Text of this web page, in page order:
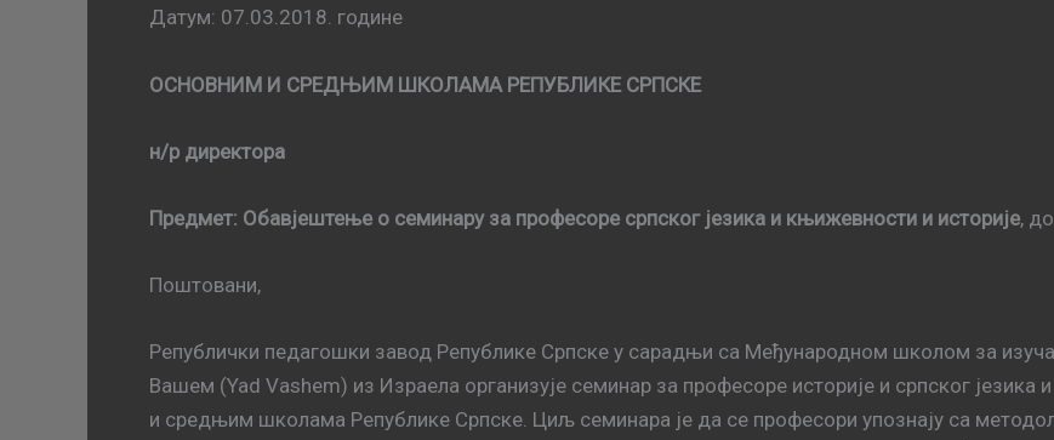
Датум: 07.03.2018. године
ОСНОВНИМ И СРЕДЊИМ ШКОЛАМА РЕПУБЛИКЕ СРПСКЕ
н/р директора
Предмет: Обавјештење о семинару за професоре српског језика и књижевности и историје,
Поштовани,
Републички педагошки завод Републике Српске у сарадњи са Међународном школом за
Вашем (Yad Vashem) из Израела организује семинар за професоре историје и српског
и средњим школама Републике Српске. Циљ семинара је да се професори упознају са